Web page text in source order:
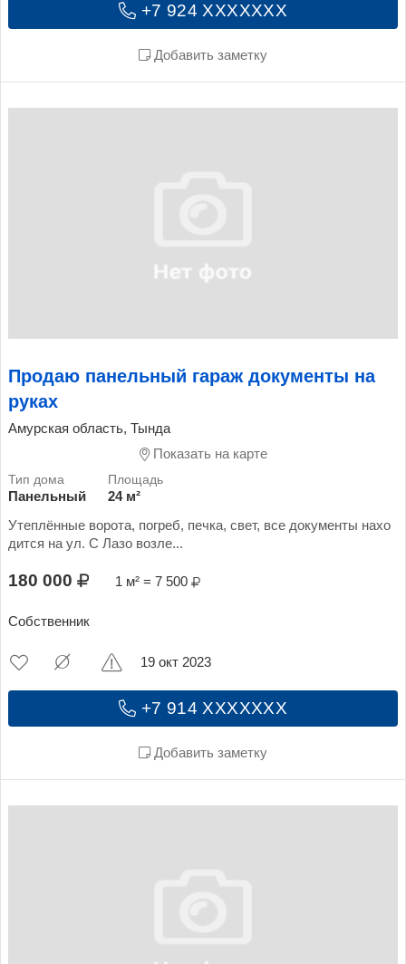
+7 924 XXXXXXX
Добавить заметку
Продаю панельный гараж документы на
руках
Амурская область, Тында
Показать на карте
Панельный
24 м²
Утеплённые ворота, погреб, печка, свет, все документы нахо
дится на ул. С Лазо возле...
180 000 1 м² = 7 500
Собственник
+7 914 XXXXXXX
Добавить заметку
19 окт 2023